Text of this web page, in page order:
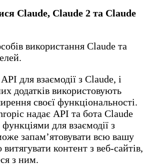
Claude, Claude 2 та Claude
використання Claude та
для взаємодії з Claude, і
додатків використовують
своєї функціональності.
надає API та бота Claude
для взаємодії з
запам’ятовувати всю вашу
контент з веб-сайтів,
з ним.